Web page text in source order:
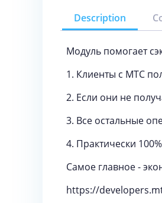
Description
Модуль помогает
1. Клиенты с МТС
2. Если они не
3. Все остальные
4. Практически
Самое главное -
https://